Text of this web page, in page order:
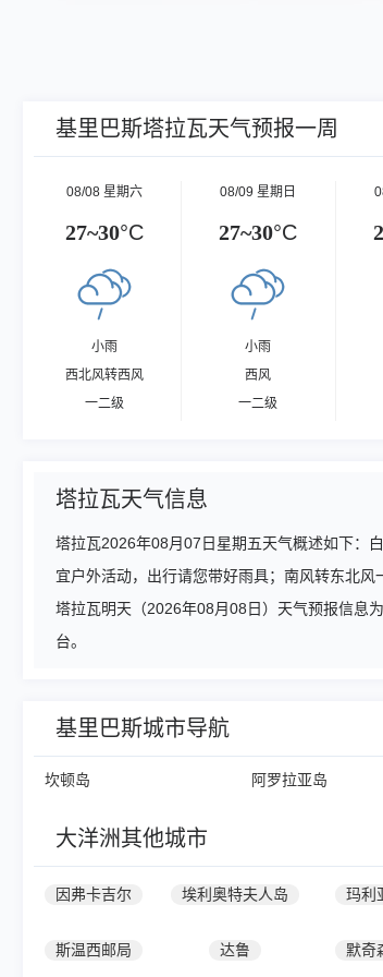
基里巴斯塔拉瓦天气预报一周
08/08 星期六
27~30°C
小雨
西北风转西风
一二级
08/09 星期日
27~30°C
小雨
西风
一二级
塔拉瓦天气信息
塔拉瓦2026年08月07日星期五天气概述如下：
宜户外活动，出行请您带好雨具；南风转东北风
塔拉瓦明天（2026年08月08日）天气预报信息
台。
基里巴斯城市导航
坎顿岛 阿罗拉亚岛
大洋洲其他城市
因弗卡吉尔 埃利奥特夫人岛 玛利
斯温西邮局 达鲁 默奇